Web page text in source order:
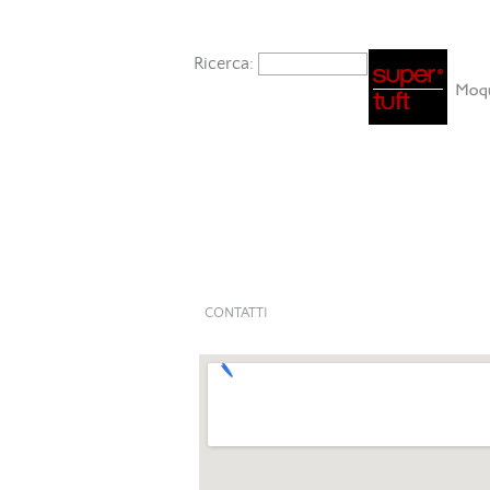
Ricerca:
CONTATTI